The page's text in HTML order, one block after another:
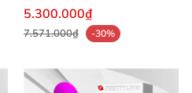
cấp, chống nước
5.300.000₫
7.571.000₫ -30%